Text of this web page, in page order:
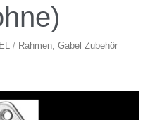
/ Rahmen, Gabel Zubehör